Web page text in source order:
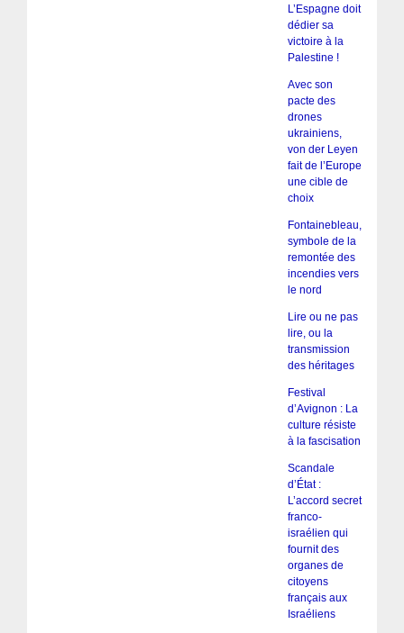
L’Espagne doit
dédier sa
victoire à la
Palestine !
Avec son
pacte des
drones
ukrainiens,
von der Leyen
fait de l’Europe
une cible de
choix
Fontainebleau,
symbole de la
remontée des
incendies vers
le nord
Lire ou ne pas
lire, ou la
transmission
des héritages
Festival
d’Avignon : La
culture résiste
à la fascisation
Scandale
d’État :
L’accord secret
franco-
israélien qui
fournit des
organes de
citoyens
français aux
Israéliens